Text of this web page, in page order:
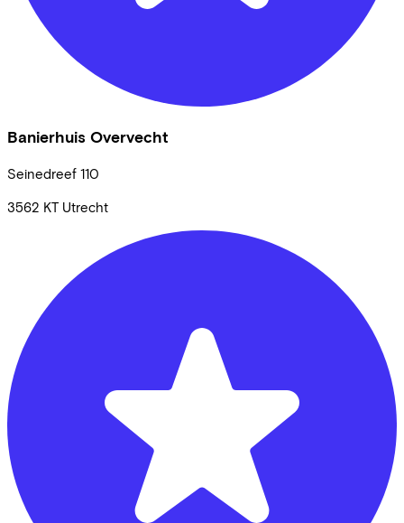
Banierhuis Overvecht
Seinedreef 110
3562 KT Utrecht